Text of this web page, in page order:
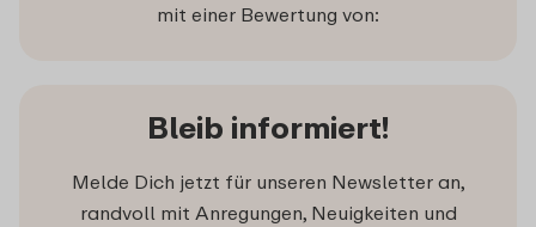
mit einer Bewertung von:
Bleib informiert!
Melde Dich jetzt für unseren Newsletter an,
randvoll mit Anregungen, Neuigkeiten und